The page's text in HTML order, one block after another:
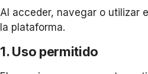
Al acceder, navegar o utilizar
la plataforma.
1. Uso permitido